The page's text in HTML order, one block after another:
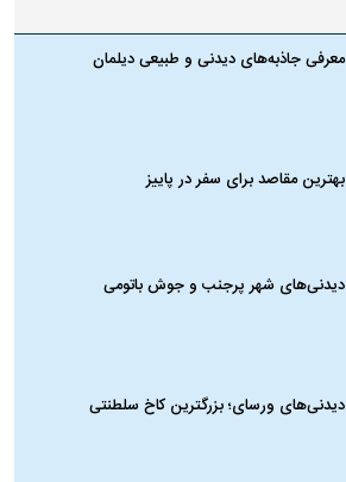
معرفی جاذبه‌های دیدنی و طبیعی دیلمان
بهترین مقاصد برای سفر در پاییز
دیدنی‌های شهر پرجنب و جوش باتومی
دیدنی‌های ورسای؛ بزرگترین کاخ سلطنتی